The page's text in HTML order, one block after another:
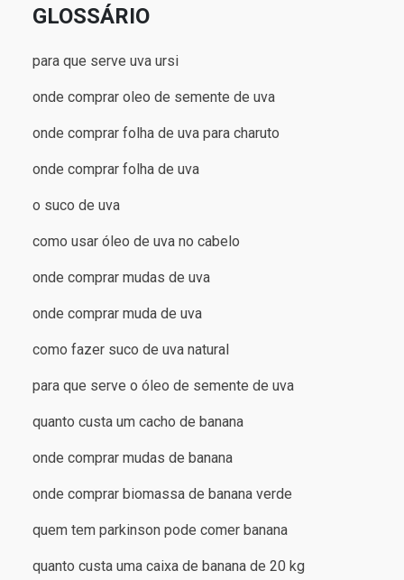
GLOSSÁRIO
para que serve uva ursi
onde comprar oleo de semente de uva
onde comprar folha de uva para charuto
onde comprar folha de uva
o suco de uva
como usar óleo de uva no cabelo
onde comprar mudas de uva
onde comprar muda de uva
como fazer suco de uva natural
para que serve o óleo de semente de uva
quanto custa um cacho de banana
onde comprar mudas de banana
onde comprar biomassa de banana verde
quem tem parkinson pode comer banana
quanto custa uma caixa de banana de 20 kg